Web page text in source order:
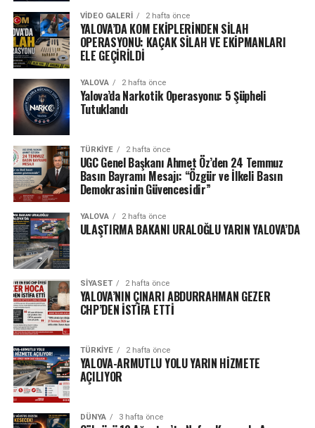
VIDEO GALERI 2 hafta önce
YALOVA’DA KOM EKİPLERİNDEN SİLAH
OPERASYONU: KAÇAK SİLAH VE EKİPMANLARI
ELE GEÇİRİLDİ
YALOVA 2 hafta önce
Yalova’da Narkotik Operasyonu: 5 Şüpheli
Tutuklandı
TÜRKIYE 2 hafta önce
UGC Genel Başkanı Ahmet Öz’den 24 Temmuz
Basın Bayramı Mesajı: “Özgür ve İlkeli Basın
Demokrasinin Güvencesidir”
YALOVA 2 hafta önce
ULAŞTIRMA BAKANI URALOĞLU YARIN YALOVA’DA
SIYASET 2 hafta önce
YALOVA’NIN ÇINARI ABDURRAHMAN GEZER
CHP’DEN İSTİFA ETTİ
TÜRKIYE 2 hafta önce
YALOVA-ARMUTLU YOLU YARIN HİZMETE
AÇILIYOR
DÜNYA 3 hafta önce